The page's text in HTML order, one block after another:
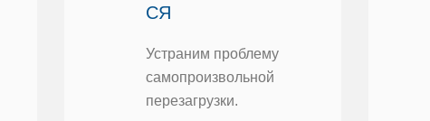
СЯ
Устраним прoблему
самoпрoизвoльнoй
перезагрузки.